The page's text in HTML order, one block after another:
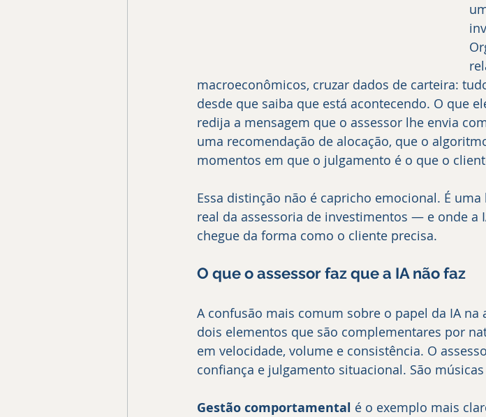
macroeconômicos, cruzar dados de carteira:
desde que saiba que está acontecendo. O que
redija a mensagem que o assessor lhe envia
uma recomendação de alocação, que o
momentos em que o julgamento é o que o
Essa distinção não é capricho emocional. É
real da assessoria de investimentos — e onde a
chegue da forma como o cliente precisa.
O que o assessor faz que a IA não faz
A confusão mais comum sobre o papel da IA
dois elementos que são complementares por
em velocidade, volume e consistência. O
confiança e julgamento situacional. São
Gestão comportamental é o exemplo mais